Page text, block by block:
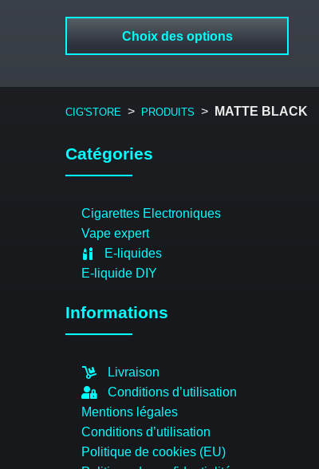
Choix des options
CIG'STORE > PRODUITS > MATTE BLACK
Catégories
Cigarettes Electroniques
Vape expert
E-liquides
E-liquide DIY
Informations
Livraison
Conditions d’utilisation
Mentions légales
Conditions d’utilisation
Politique de cookies (EU)